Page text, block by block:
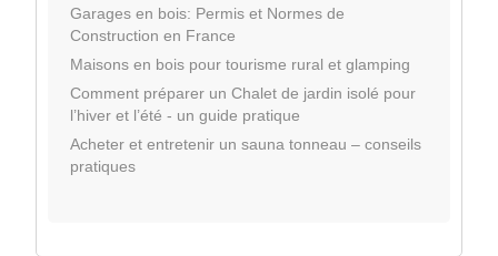
Garages en bois: Permis et Normes de
Construction en France
Maisons en bois pour tourisme rural et glamping
Comment préparer un Chalet de jardin isolé pour
l’hiver et l’été - un guide pratique
Acheter et entretenir un sauna tonneau – conseils
pratiques